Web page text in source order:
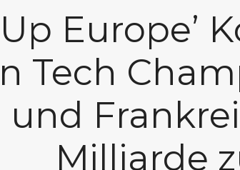
Up Europe’
Tech
Milliarde